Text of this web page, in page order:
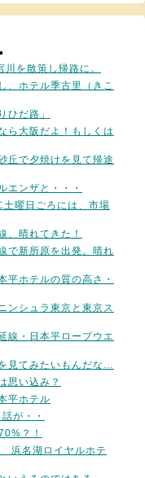
を散策し帰路に。
、ホテル季古里（きこ
ひだ路」
ら大阪だよ！もしくは
丘で夕焼けを見て帰途
ンザと・・・
土曜日ごろには、市場
晴れてきた！
で新所原を出発。晴れ
ホテルの質の高さ・
ンシュラ東京と東京ス
線・日本平ロープウエ
見てみたいもんだな…
思い込み？
平ホテル
が・・
？！
浜名湖ロイヤルホテ